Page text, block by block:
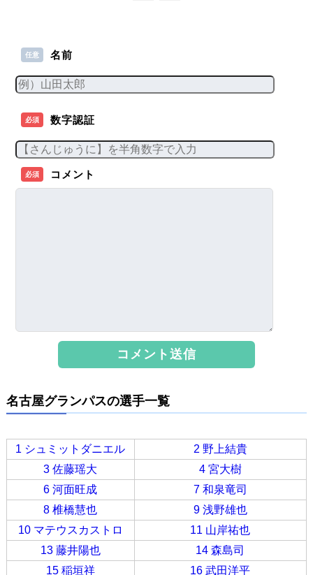
任意 名前
必須 数字認証
必須 コメント
名古屋グランパスの選手一覧
1 シュミットダニエル
2 野上結貴
3 佐藤瑶大
4 宮大樹
6 河面旺成
7 和泉竜司
8 椎橋慧也
9 浅野雄也
10 マテウスカストロ
11 山岸祐也
13 藤井陽也
14 森島司
15 稲垣祥
16 武田洋平